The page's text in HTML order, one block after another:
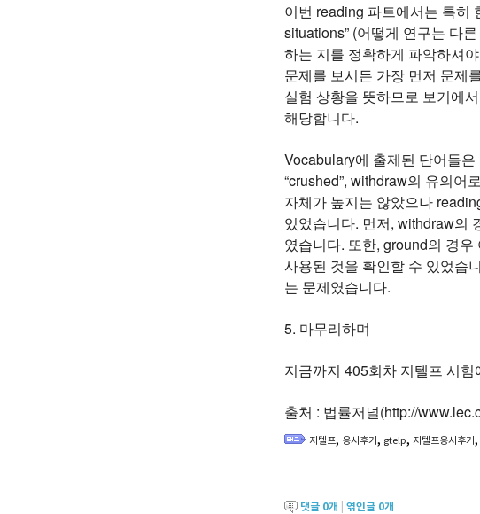
이번 reading 파트에서는 특히
situations” (어떻게 연구는 다
하는 지를 정확하게 파악하셔
문제를 보시든 가장 먼저 문제
실험 상황을 뜻하므로 보기에
해당합니다.
Vocabulary에 출제된 단어들은
“crushed”, withdraw의 유의어
자체가 높지는 않았으나
있었습니다. 먼저, withdraw의
였습니다. 또한, ground의 경우
사용된 것을 확인할 수 있었습
는 문제였습니다.
5. 마무리하며
지금까지 405회차 지텔프 시
출처 : 법률저널(http://
지텔프, 응시후기 , gtelp, 지텔프응시후기 ,
댓글 0개 엮인글 0개